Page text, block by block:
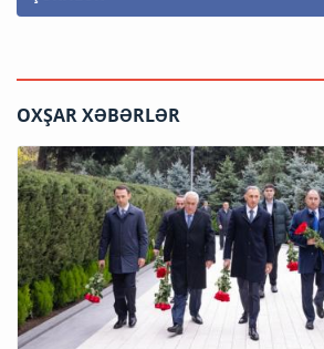
OXŞAR XƏBƏRLƏR